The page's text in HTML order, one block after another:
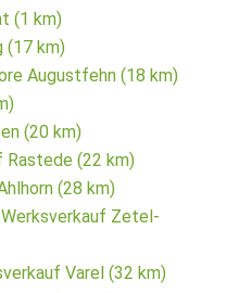
(1 km)
(17 km)
Augustfehn (18 km)
(20 km)
Rastede (22 km)
(28 km)
Zetel-
Varel (32 km)